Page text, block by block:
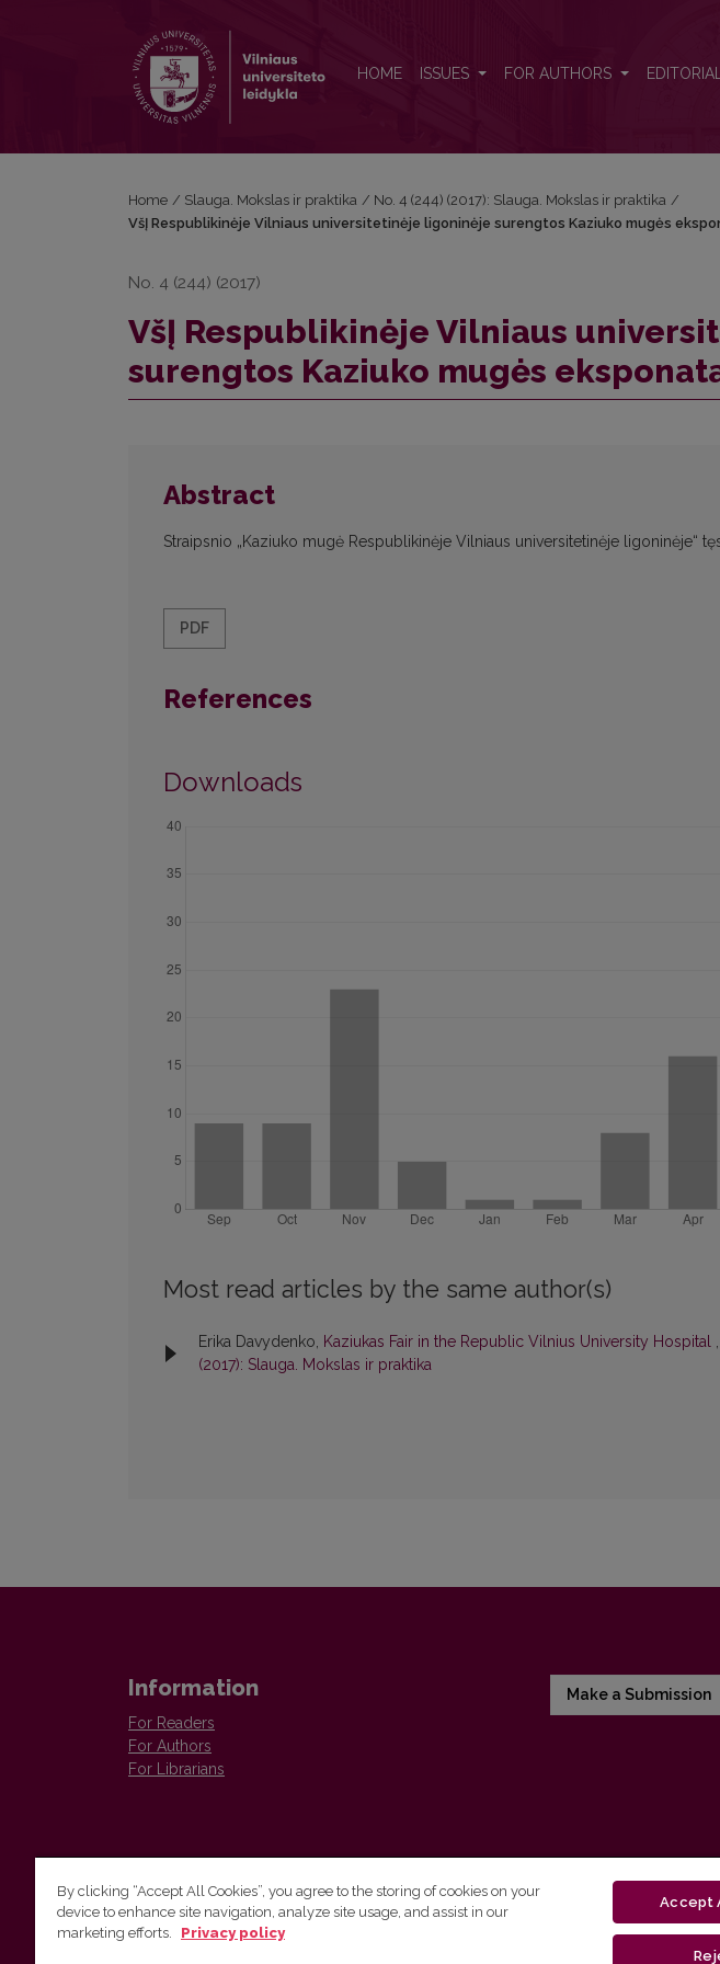
HOME ISSUES FOR AUTHORS
Home / Slauga. Mokslas ir praktika / No. 4 (244) (2017): Slauga. Mokslas ir praktika /
VšĮ Respublikinėje Vilniaus universitetinėje ligoninėje surengtos Kaziuko mugės
No. 4 (244) (2017)
VšĮ Respublikinėje Vilniaus
surengtos Kaziuko mugės
Abstract
Straipsnio „Kaziuko mugė Respublikinėje Vilniaus universitetinėje ligoninėje“
PDF
References
Downloads
Most read articles by the same author(s)
Erika Davydenko, Kaziukas Fair in the Republic Vilnius University Hospital ,
(2017): Slauga. Mokslas ir praktika
Information
For Readers
For Authors
For Librarians
Make a Submission
Vilnius University Press
By clicking “Accept All Cookies”, you agree to the storing of cookies on your
device to enhance site navigation, analyze site usage, and assist in our
marketing efforts.
Privacy policy
Accept